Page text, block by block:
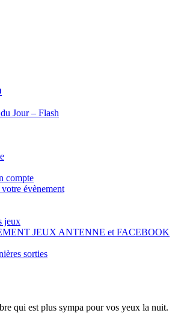
Jour – Flash
compte
évènement
jeux
JEUX ANTENNE et FACEBOOK
sorties
qui est plus sympa pour vos yeux la nuit.